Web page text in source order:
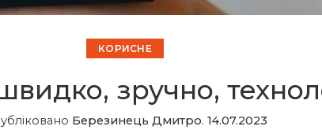
КОРИСНЕ
зручно,
Березинець Дмитро. 14.07.2023